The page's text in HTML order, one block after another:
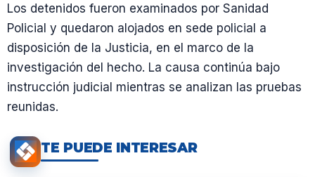
Los detenidos fueron examinados por Sanidad
Policial y quedaron alojados en sede policial a
disposición de la Justicia, en el marco de la
investigación del hecho. La causa continúa bajo
instrucción judicial mientras se analizan las pruebas
reunidas.
TE PUEDE INTERESAR